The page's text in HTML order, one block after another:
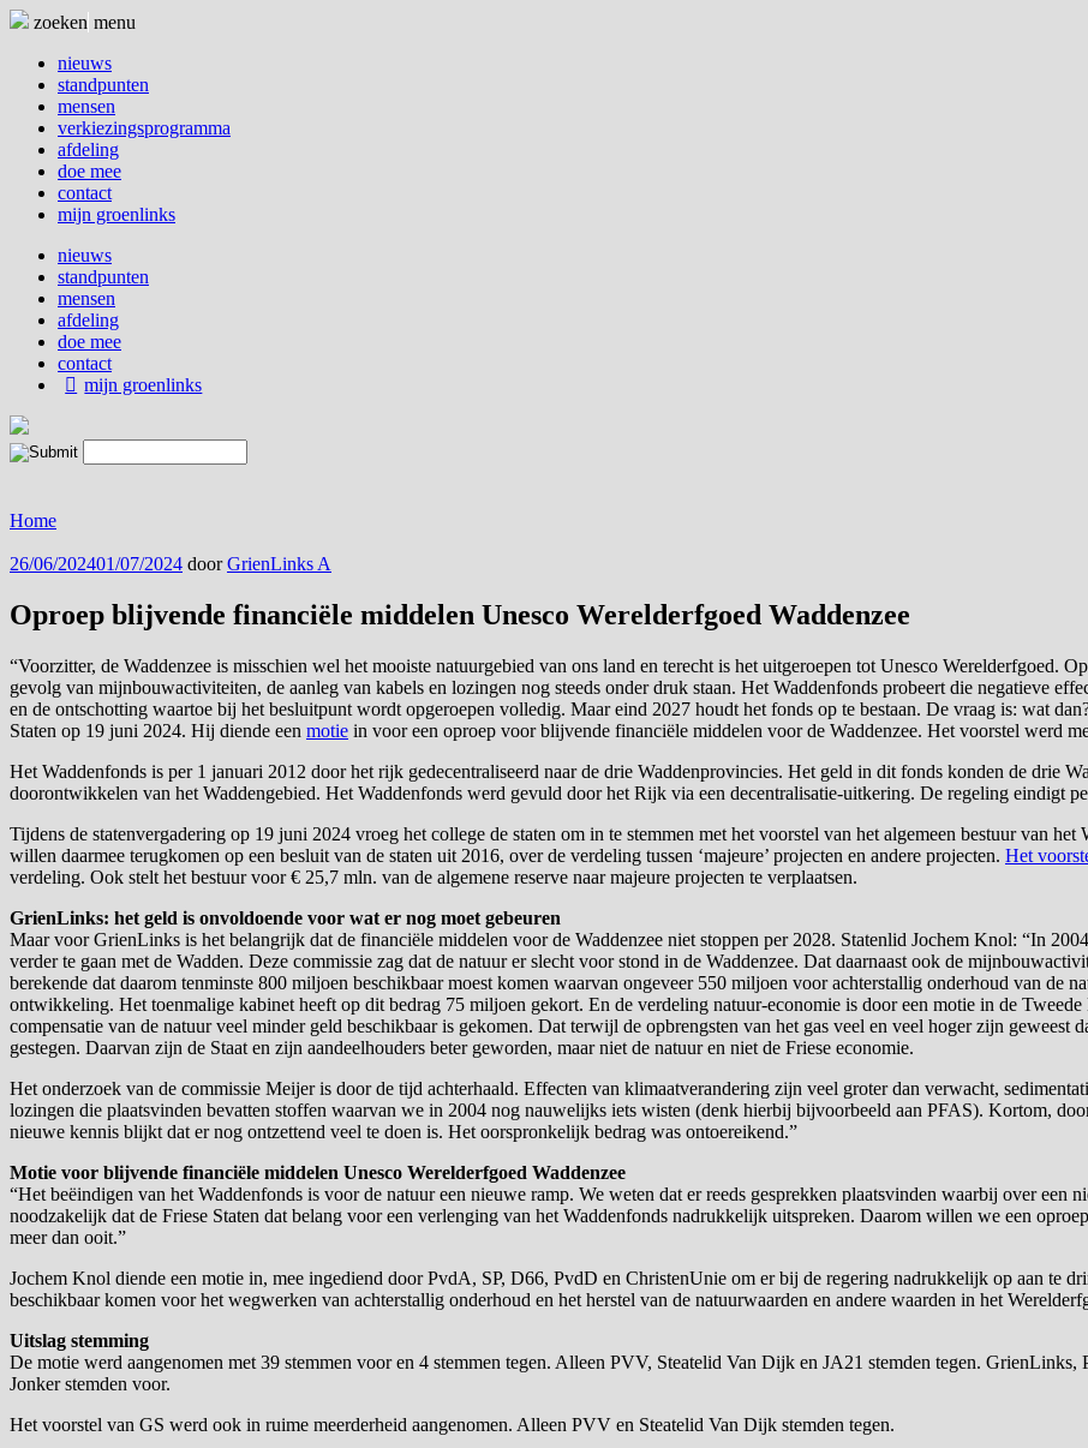
Naar
inhoud
springen
zoeken menu
nieuws
standpunten
mensen
verkiezingsprogramma
afdeling
doe mee
contact
mijn groenlinks
nieuws
standpunten
mensen
afdeling
doe mee
contact
mijn groenlinks
Home
Geplaatst
26/06/202401/07/2024 doorGrienLinks A
Oproep blijvende financiële middelen Unesco Werelderfgoed Waddenzee
“Voorzitter, de Waddenzee is misschien wel het mooiste natuurgebied van ons land en terecht is het uitgeroepen tot Unesco Werelderfgoed.
gevolg van mijnbouwactiviteiten, de aanleg van kabels en lozingen nog steeds onder druk staan. Het Waddenfonds probeert die negatieve
en de ontschotting waartoe bij het besluitpunt wordt opgeroepen volledig. Maar eind 2027 houdt het fonds op te bestaan. De vraag is: wat
Staten op 19 juni 2024. Hij diende een motie in voor een oproep voor blijvende financiële middelen voor de Waddenzee. Het voorstel werd
Het Waddenfonds is per 1 januari 2012 door het rijk gedecentraliseerd naar de drie Waddenprovincies. Het geld in dit fonds konden de drie
doorontwikkelen van het Waddengebied. Het Waddenfonds werd gevuld door het Rijk via een decentralisatie-uitkering. De regeling eindigt
Tijdens de statenvergadering op 19 juni 2024 vroeg het college de staten om in te stemmen met het voorstel van het algemeen bestuur van
willen daarmee terugkomen op een besluit van de staten uit 2016, over de verdeling tussen ‘majeure’ projecten en andere projecten. Het
verdeling. Ook stelt het bestuur voor € 25,7 mln. van de algemene reserve naar majeure projecten te verplaatsen.
GrienLinks: het geld is onvoldoende voor wat er nog moet gebeuren
Maar voor GrienLinks is het belangrijk dat de financiële middelen voor de Waddenzee niet stoppen per 2028. Statenlid Jochem Knol: “In
verder te gaan met de Wadden. Deze commissie zag dat de natuur er slecht voor stond in de Waddenzee. Dat daarnaast ook de
berekende dat daarom tenminste 800 miljoen beschikbaar moest komen waarvan ongeveer 550 miljoen voor achterstallig onderhoud van de
ontwikkeling. Het toenmalige kabinet heeft op dit bedrag 75 miljoen gekort. En de verdeling natuur-economie is door een motie in de
compensatie van de natuur veel minder geld beschikbaar is gekomen. Dat terwijl de opbrengsten van het gas veel en veel hoger zijn
gestegen. Daarvan zijn de Staat en zijn aandeelhouders beter geworden, maar niet de natuur en niet de Friese economie.
Het onderzoek van de commissie Meijer is door de tijd achterhaald. Effecten van klimaatverandering zijn veel groter dan verwacht,
lozingen die plaatsvinden bevatten stoffen waarvan we in 2004 nog nauwelijks iets wisten (denk hierbij bijvoorbeeld aan PFAS). Kortom,
nieuwe kennis blijkt dat er nog ontzettend veel te doen is. Het oorspronkelijk bedrag was ontoereikend.”
Motie voor blijvende financiële middelen Unesco Werelderfgoed Waddenzee
“Het beëindigen van het Waddenfonds is voor de natuur een nieuwe ramp. We weten dat er reeds gesprekken plaatsvinden waarbij over
noodzakelijk dat de Friese Staten dat belang voor een verlenging van het Waddenfonds nadrukkelijk uitspreken. Daarom willen we een
meer dan ooit.”
Jochem Knol diende een motie in, mee ingediend door PvdA, SP, D66, PvdD en ChristenUnie om er bij de regering nadrukkelijk op aan te
beschikbaar komen voor het wegwerken van achterstallig onderhoud en het herstel van de natuurwaarden en andere waarden in het
Uitslag stemming
De motie werd aangenomen met 39 stemmen voor en 4 stemmen tegen. Alleen PVV, Steatelid Van Dijk en JA21 stemden tegen.
Jonker stemden voor.
Het voorstel van GS werd ook in ruime meerderheid aangenomen. Alleen PVV en Steatelid Van Dijk stemden tegen.